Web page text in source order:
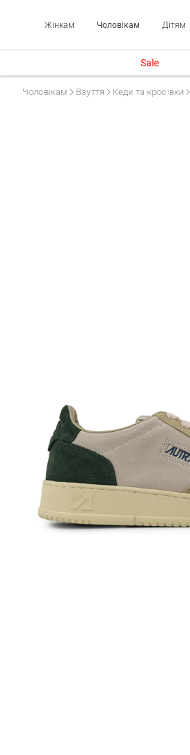
Жінкам Чоловікам Дітям
Sale
Чоловікам Взуття Кеди та кросівки